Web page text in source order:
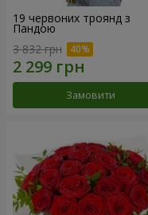
19 червоних троянд з
Пандою
3 832 грн
Замовити